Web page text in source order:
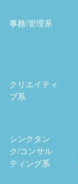
事務/管理系
クリエイティ
ブ系
シンクタン
ク/コンサル
ティング系